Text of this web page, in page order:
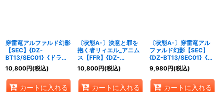
穿雷竜アルファルド幻影
【SEC】{DZ-
BT13/SEC01}《ドラゴ
ンエンパイア》
10,800円(税込)
カートに入れる
〔状態A-〕決意と罪を
抱く者リィエル_アニム
ス【FFR】{DZ-
BT13/FFR06}《ダーク
ステイツ/ケテルサンク
チュアリ》
10,800円(税込)
カートに入れる
〔状態A-〕穿雷竜アル
ファルド幻影【SEC】
{DZ-BT13/SEC01}《ド
ラゴンエンパイア》
9,980円(税込)
カートに入れる